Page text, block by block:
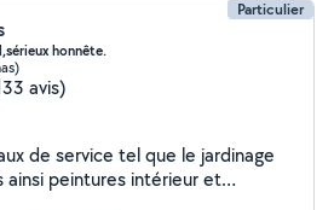
Particulier
honnête.
avis)
de service tel que le jardinage
peintures intérieur et